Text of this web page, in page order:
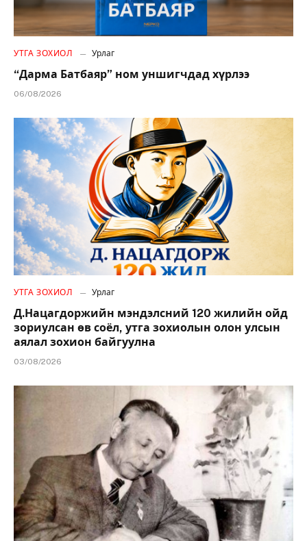
УТГА ЗОХИОЛ Урлаг
“Дарма Батбаяр” ном уншигчдад хүрлээ
06/08/2026
УТГА ЗОХИОЛ Урлаг
Д.Нацагдоржийн мэндэлсний 120 жилийн ойд
зориулсан өв соёл, утга зохиолын олон улсын
аялал зохион байгуулна
03/08/2026